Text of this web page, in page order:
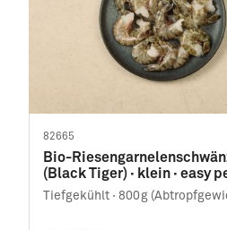
82665
Bio-
(Black Tiger) · klein · easy
Tiefgekühlt · 800g